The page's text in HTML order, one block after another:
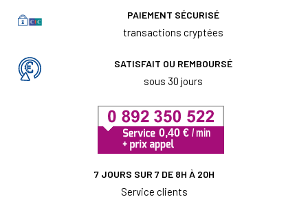
PAIEMENT SÉCURISÉ
transactions cryptées
SATISFAIT OU REMBOURSÉ
sous 30 jours
7 JOURS SUR 7 DE 8H À 20H
Service clients